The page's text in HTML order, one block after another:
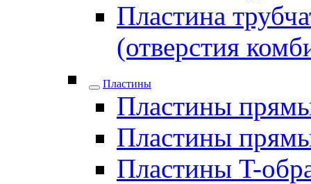
Пластина
(отверстия
Пластины
Пластины
Пластины
Пластины T-